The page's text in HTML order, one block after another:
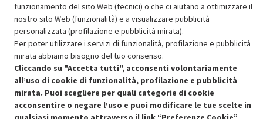
OFFERTE IMPERDIBILI
Risparmio garantito rispetto al corrispondente prodotto nuovo.
funzionamento del sito Web (tecnici) o che ci aiutano a ottimizzare il
nostro sito Web (funzionalità) e a visualizzare pubblicità
personalizzata (profilazione e pubblicità mirata).
Per poter utilizzare i servizi di funzionalità, profilazione e pubblicità
mirata abbiamo bisogno del tuo consenso.
Cliccando su "Accetta tutti", acconsenti volontariamente
all’uso di cookie di funzionalità, profilazione e pubblicità
mirata. Puoi scegliere per quali categorie di cookie
acconsentire o negare l’uso e puoi modificare le tue scelte in